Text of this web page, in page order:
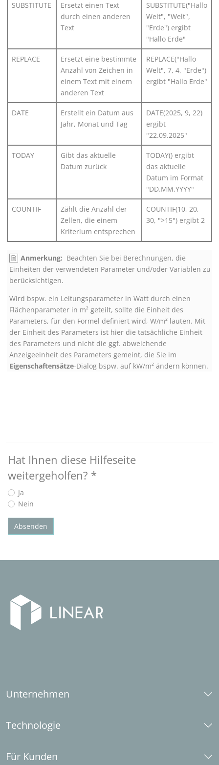
SUBSTITUTE
Ersetzt einen Text
durch einen anderen
Text
SUBSTITUTE("Hallo
Welt", "Welt",
"Erde") ergibt
"Hallo Erde"
REPLACE
Ersetzt eine bestimmte
Anzahl von Zeichen in
einem Text mit einem
anderen Text
REPLACE("Hallo
Welt", 7, 4, "Erde")
ergibt "Hallo Erde"
DATE
Erstellt ein Datum aus
Jahr, Monat und Tag
DATE(2025, 9, 22)
ergibt
"22.09.2025"
TODAY
Gibt das aktuelle
Datum zurück
TODAY() ergibt
das aktuelle
Datum im Format
"DD.MM.YYYY"
COUNTIF
Zählt die Anzahl der
Zellen, die einem
Kriterium entsprechen
COUNTIF(10, 20,
30, ">15") ergibt 2
Anmerkung: Beachten Sie bei Berechnungen, die
Einheiten der verwendeten Parameter und/oder Variablen zu
berücksichtigen.
Wird bspw. ein Leitungsparameter in Watt durch einen
Flächenparameter in m² geteilt, sollte die Einheit des
Parameters, für den Formel definiert wird, W/m² lauten. Mit
der Einheit des Parameters ist hier die tatsächliche Einheit
des Parameters und nicht die ggf. abweichende
Anzeigeeinheit des Parameters gemeint, die Sie im
Eigenschaftensätze-Dialog bspw. auf kW/m² ändern können.
Hat Ihnen diese Hilfeseite
weitergeholfen? *
Ja
Nein
Absenden
Unternehmen
Karriere
LINEAR aktuell (Zeitschrift)
Technologie
Für Kunden